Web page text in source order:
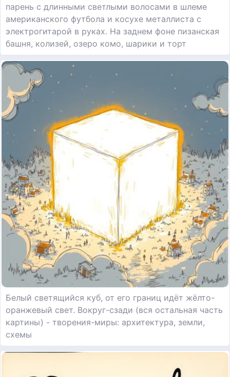
парень с длинными светлыми волосами в шлеме
американского футбола и косухе металлиста с
электрогитарой в руках. На заднем фоне пизанская
башня, колизей, озеро комо, шарики и торт
Белый светящийся куб, от его границ идёт жёлто-
оранжевый свет. Вокруг-сзади (вся остальная часть
картины) - творения-миры: архитектура, земли,
схемы